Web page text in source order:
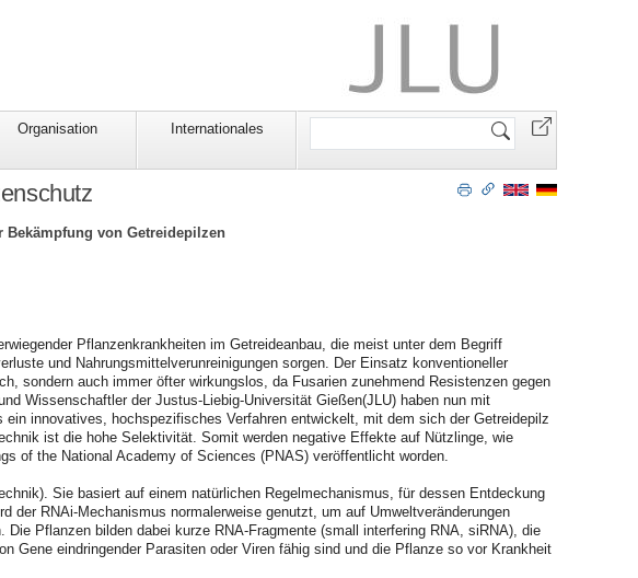
Organisation Internationales
Website
Bekämpfung von Getreidepilzen
Pflanzenkrankheiten im Getreideanbau, die meist unter dem Begriff
und Nahrungsmittelverunreinigungen sorgen. Der Einsatz konventioneller
sondern auch immer öfter wirkungslos, da Fusarien zunehmend Resistenzen gegen
Wissenschaftler der Justus-Liebig-Universität Gießen(JLU) haben nun mit
innovatives, hochspezifisches Verfahren entwickelt, mit dem sich der Getreidepilz
ist die hohe Selektivität. Somit werden negative Effekte auf Nützlinge, wie
of the National Academy of Sciences (PNAS) veröffentlicht worden.
Sie basiert auf einem natürlichen Regelmechanismus, für dessen Entdeckung
der RNAi-Mechanismus normalerweise genutzt, um auf Umweltveränderungen
Pflanzen bilden dabei kurze RNA-Fragmente (small interfering RNA, siRNA), die
Gene eindringender Parasiten oder Viren fähig sind und die Pflanze so vor Krankheit